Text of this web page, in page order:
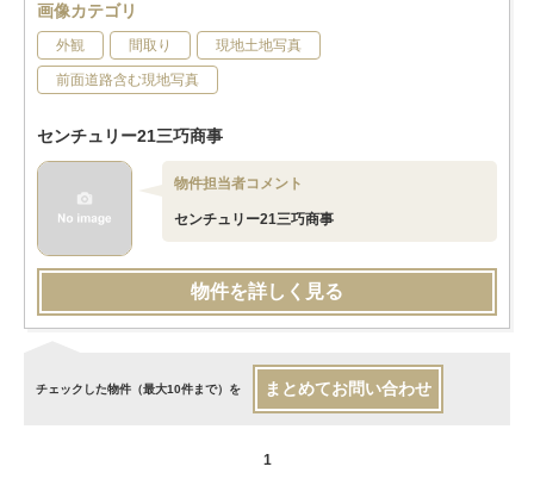
画像カテゴリ
外観 間取り 現地土地写真
前面道路含む現地写真
センチュリー21三巧商事
物件担当者コメント
センチュリー21三巧商事
物件を詳しく見る
チェックした物件（最大10件まで）を まとめてお問い合わせ
1